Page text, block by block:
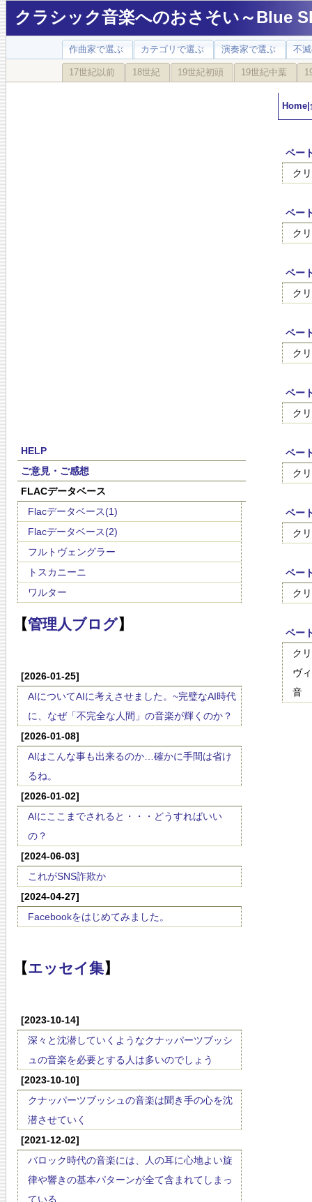
クラシック音楽へのおさそい～Blue
作曲家で選ぶ カテゴリで選ぶ 演奏家で選ぶ 不
17世紀以前 18世紀 19世紀初頭 19世紀中葉
HELP
ご意見・ご感想
FLACデータベース
Flacデータベース(1)
Flacデータベース(2)
フルトヴェングラー
トスカニーニ
ワルター
【管理人ブログ】
[2026-01-25]
AIについてAIに考えさせました。~完璧なAI時代
に、なぜ「不完全な人間」の音楽が輝くのか？
[2026-01-08]
AIはこんな事も出来るのか…確かに手間は省け
るね。
[2026-01-02]
AIにここまでされると・・・どうすればいい
の？
[2024-06-03]
これがSNS詐欺か
[2024-04-27]
Facebookをはじめてみました。
【エッセイ集】
[2023-10-14]
深々と沈潜していくようなクナッパーツブッシ
ュの音楽を必要とする人は多いのでしょう
[2023-10-10]
クナッパーツブッシュの音楽は聞き手の心を沈
潜させていく
[2021-12-02]
バロック時代の音楽には、人の耳に心地よい旋
律や響きの基本パターンが全て含まれてしまっ
ている
Home
ベー
ク
ベー
ク
ベー
ク
ベー
ク
ベー
ク
ベー
ク
ベー
ク
ベー
ク
ベー
ク
ヴ
音